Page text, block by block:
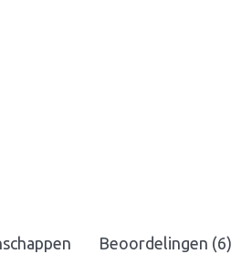
Beoordelingen (6)